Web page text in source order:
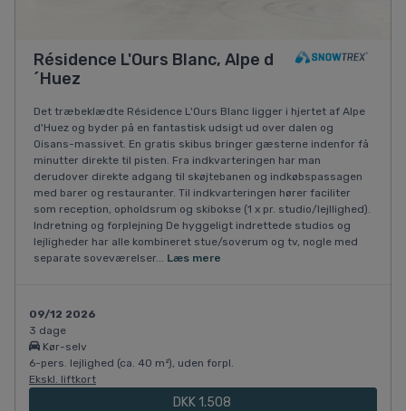
Résidence L'Ours Blanc, Alpe d
´Huez
Det træbeklædte Résidence L'Ours Blanc ligger i hjertet af Alpe
d'Huez og byder på en fantastisk udsigt ud over dalen og
Oisans-massivet. En gratis skibus bringer gæsterne indenfor få
minutter direkte til pisten. Fra indkvarteringen har man
derudover direkte adgang til skøjtebanen og indkøbspassagen
med barer og restauranter. Til indkvarteringen hører faciliter
som reception, opholdsrum og skibokse (1 x pr. studio/lejllighed).
Indretning og forplejning De hyggeligt indrettede studios og
lejligheder har alle kombineret stue/soverum og tv, nogle med
separate soveværelser... Læs mere
09/12 2026
3 dage
Kør-selv
6-pers. lejlighed (ca. 40 m²), uden forpl.
Ekskl. liftkort
DKK 1.508